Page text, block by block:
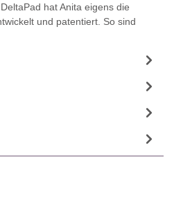
hat Anita eigens die
und patentiert. So sind